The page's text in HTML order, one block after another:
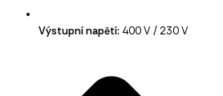
Výstupní napětí: 400 V / 230 V